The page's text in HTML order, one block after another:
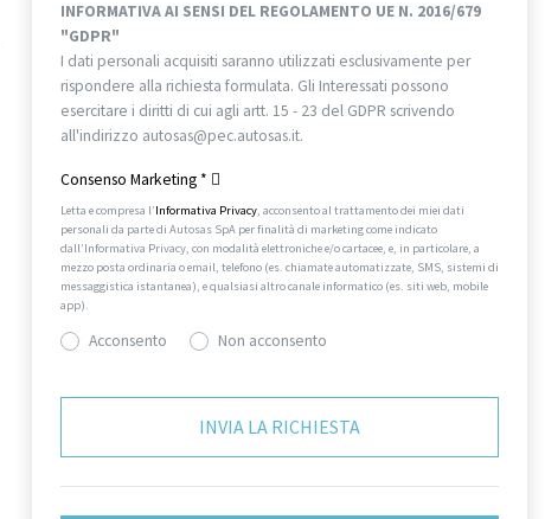
INFORMATIVA AI SENSI DEL REGOLAMENTO UE N. 2016/679
"GDPR"
I dati personali acquisiti saranno utilizzati esclusivamente per
rispondere alla richiesta formulata. Gli Interessati possono
esercitare i diritti di cui agli artt. 15 - 23 del GDPR scrivendo
all'indirizzo autosas@pec.autosas.it.
Consenso Marketing *
Letta e compresa l’Informativa Privacy, acconsento al trattamento dei miei dati
personali da parte di Autosas SpA per finalità di marketing come indicato
dall’Informativa Privacy, con modalità elettroniche e/o cartacee, e, in particolare, a
mezzo posta ordinaria o email, telefono (es. chiamate automatizzate, SMS, sistemi di
messaggistica istantanea), e qualsiasi altro canale informatico (es. siti web, mobile
app).
Acconsento Non acconsento